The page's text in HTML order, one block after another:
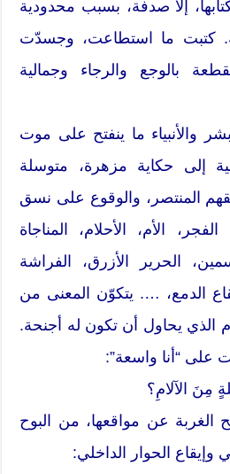
إلا صدفة، بسبب محدودية
كتبت ما استطاعت، وجسدّت
بالوجع والرجاء وجمالية
والأنبياء ما ينفتح على موت
إلى حكاية مزهرة، متوسلة
المنتصر، والوقوع على نسق
الأم، الأحلام، المناجاة
الحرير الأزرق، الفراشة
الدمع، …. يتكوّن المعنى من
الذي يحاول أن تكون له أجنحة.
على “أنا واسعة”:
مِنَ الآلامِ؟
الغربة عن مواقعها، من البوح
وإيقاع الحوار الداخلي: